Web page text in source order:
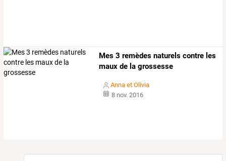
Mes 3 remèdes naturels contre les
maux de la grossesse
Anna et Olivia
8 nov. 2016